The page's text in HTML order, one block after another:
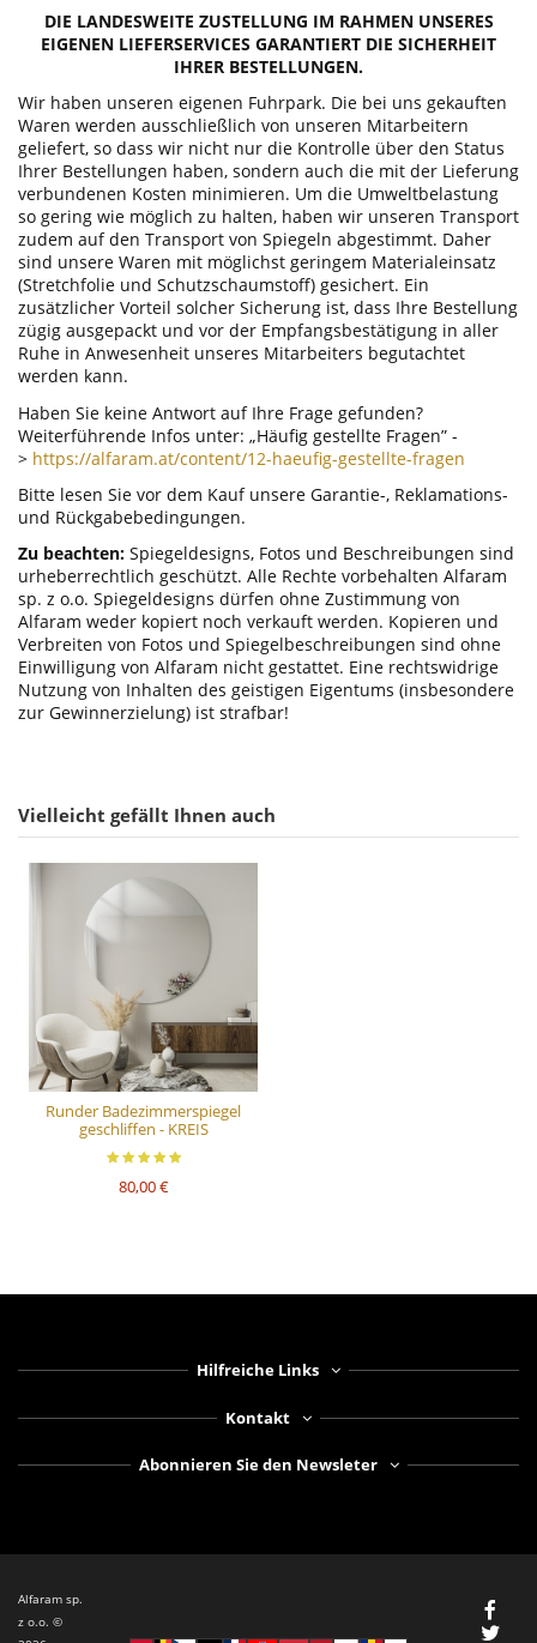
DIE LANDESWEITE ZUSTELLUNG IM RAHMEN UNSERES
EIGENEN LIEFERSERVICES GARANTIERT DIE SICHERHEIT
IHRER BESTELLUNGEN.
Wir haben unseren eigenen Fuhrpark. Die bei uns gekauften
Waren werden ausschließlich von unseren Mitarbeitern
geliefert, so dass wir nicht nur die Kontrolle über den Status
Ihrer Bestellungen haben, sondern auch die mit der Lieferung
verbundenen Kosten minimieren. Um die Umweltbelastung
so gering wie möglich zu halten, haben wir unseren Transport
zudem auf den Transport von Spiegeln abgestimmt. Daher
sind unsere Waren mit möglichst geringem Materialeinsatz
(Stretchfolie und Schutzschaumstoff) gesichert. Ein
zusätzlicher Vorteil solcher Sicherung ist, dass Ihre Bestellung
zügig ausgepackt und vor der Empfangsbestätigung in aller
Ruhe in Anwesenheit unseres Mitarbeiters begutachtet
werden kann.
Haben Sie keine Antwort auf Ihre Frage gefunden?
Weiterführende Infos unter: „Häufig gestellte Fragen” -
> https://alfaram.at/content/12-haeufig-gestellte-fragen
Bitte lesen Sie vor dem Kauf unsere Garantie-, Reklamations-
und Rückgabebedingungen.
Zu beachten: Spiegeldesigns, Fotos und Beschreibungen sind
urheberrechtlich geschützt. Alle Rechte vorbehalten Alfaram
sp. z o.o. Spiegeldesigns dürfen ohne Zustimmung von
Alfaram weder kopiert noch verkauft werden. Kopieren und
Verbreiten von Fotos und Spiegelbeschreibungen sind ohne
Einwilligung von Alfaram nicht gestattet. Eine rechtswidrige
Nutzung von Inhalten des geistigen Eigentums (insbesondere
zur Gewinnerzielung) ist strafbar!
Vielleicht gefällt Ihnen auch
Runder Badezimmerspiegel
geschliffen - KREIS
80,00 €
Hilfreiche Links
Kontakt
Abonnieren Sie den Newsleter
Alfaram sp.
z o.o. ©